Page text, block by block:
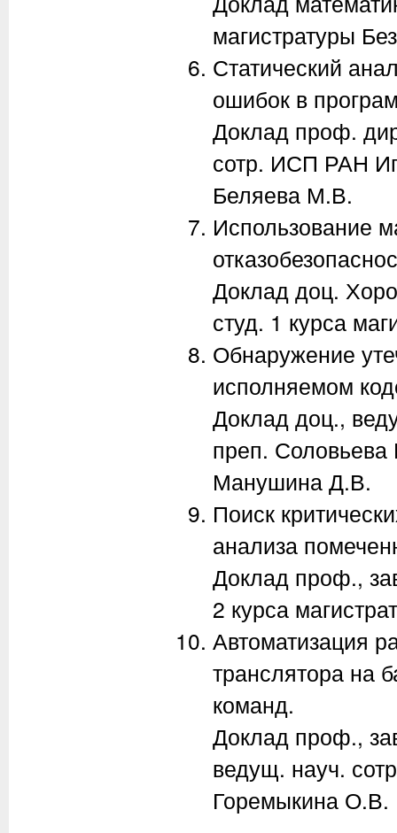
магистратуры
Статический
ошибок в
Доклад проф.
сотр. ИСП РАН
Беляева М.В.
Использование
Доклад доц.
студ. 1 курса
Обнаружение
исполняемом
Доклад доц.,
преп. Соловьева
Манушина Д.В.
Поиск
анализа
Доклад проф.,
2 курса
Автоматизация
транслятора на
команд.
Доклад проф.,
ведущ. науч.
Горемыкина О.В.